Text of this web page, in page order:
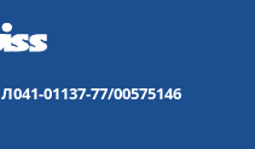
Л041-01137-77/00575146